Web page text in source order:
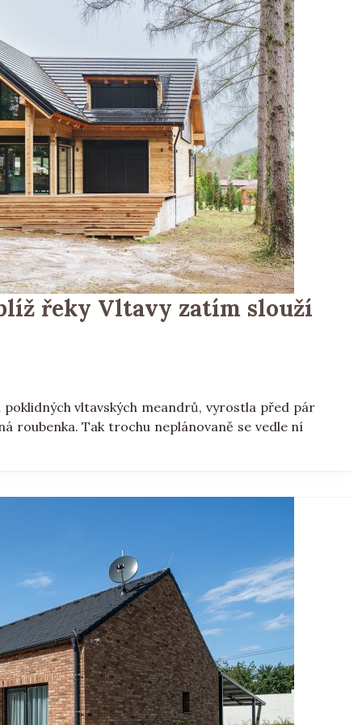
řeky Vltavy zatím slouží
vltavských meandrů, vyrostla před pár
roubenka. Tak trochu neplánovaně se vedle ní